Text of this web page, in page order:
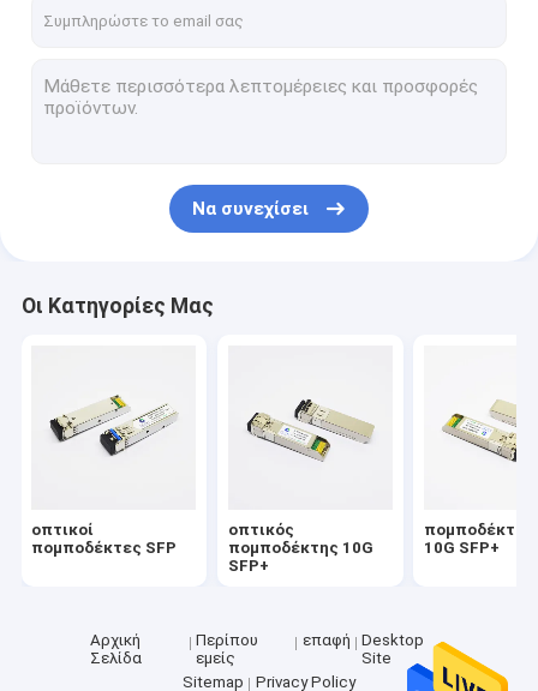
Να συνεχίσει
Οι Κατηγορίες Μας
οπτικοί
πομποδέκτες SFP
οπτικός
πομποδέκτης 10G
SFP+
πομποδέκτης
10G SFP+
Αρχική
Σελίδα
Περίπου
εμείς
επαφή
Desktop
Site
Sitemap
Privacy Policy